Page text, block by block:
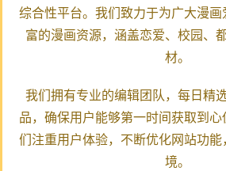
综合性平台。我们致力于为广大漫
富的漫画资源，涵盖恋爱、校园、
材。
我们拥有专业的编辑团队，每日精
品，确保用户能够第一时间获取到
们注重用户体验，不断优化网站功
境。